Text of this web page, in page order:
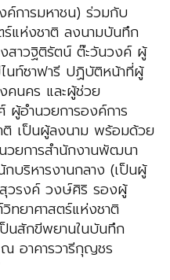
การมหาชน) ร่วมกับ
แห่งชาติ ลงนามบันทึก
สาวฐิติรัตน์ ต๊ะวันวงค์ ผู้
นท์ซาฟารี ปฏิบัติหน้าที่ผู้
นคร และผู้ช่วย
ผู้อำนวยการองค์การ
เป็นผู้ลงนาม พร้อมด้วย
วยการสำนักงานพัฒนา
บริหารงานกลาง (เป็นผู้
วรงค์ วงษ์ศิริ รองผู้
ยาศาสตร์แห่งชาติ
นสักขีพยานในบันทึก
ณ อาคารวารีกุญชร